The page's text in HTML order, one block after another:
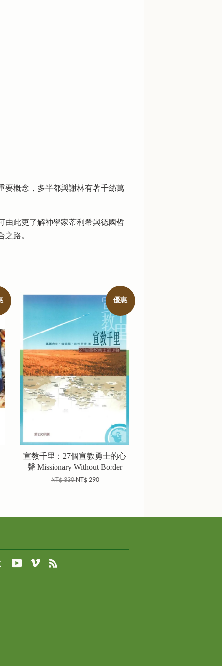
要概念，多半都與謝林有著千絲萬
由此更了解神學家蒂利希與德國哲
之路。
優惠
宣教千里：27個宣教勇士的心
聲 Missionary Without Border
NT$ 330NT$ 290
Tumblr YouTubeVimeo